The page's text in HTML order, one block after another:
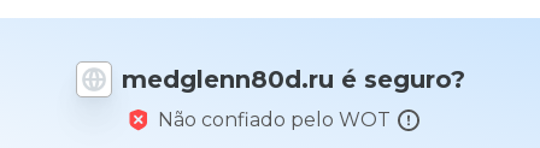
medglenn80d.ru é seguro?
Não confiado pelo WOT
nota